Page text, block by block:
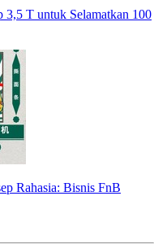
T untuk Selamatkan 100
Rahasia: Bisnis FnB